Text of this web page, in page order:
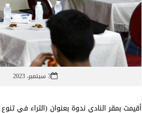
3 سبتمبر، 2023
أقيمت بمقر النادي ندوة بعنوان (الثراء في